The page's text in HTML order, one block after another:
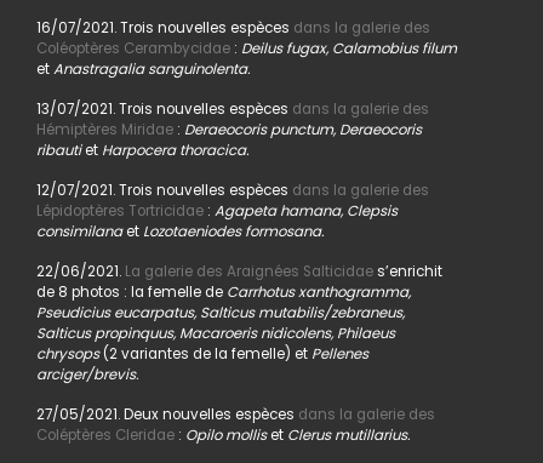
16/07/2021. Trois nouvelles espèces dans la galerie des
Coléoptères Cerambycidae: Deilus fugax, Calamobius filum
etAnastragalia sanguinolenta.
13/07/2021. Trois nouvelles espèces dans la galerie des
Hémiptères Miridae: Deraeocoris punctum, Deraeocoris
ribautiet Harpocera thoracica.
12/07/2021. Trois nouvelles espèces dans la galerie des
Lépidoptères Tortricidae: Agapeta hamana, Clepsis
consimilanaet Lozotaeniodes formosana.
22/06/2021. La galerie des Araignées Salticidaes’enrichit
de 8 photos : la femelle de Carrhotus xanthogramma,
Pseudicius eucarpatus, Salticus mutabilis/zebraneus,
Salticus propinquus, Macaroeris nidicolens, Philaeus
chrysops(2 variantes de la femelle) et Pellenes
arciger/brevis.
27/05/2021. Deux nouvelles espèces dans la galerie des
Coléptères Cleridae: Opilo molliset Clerus mutillarius.